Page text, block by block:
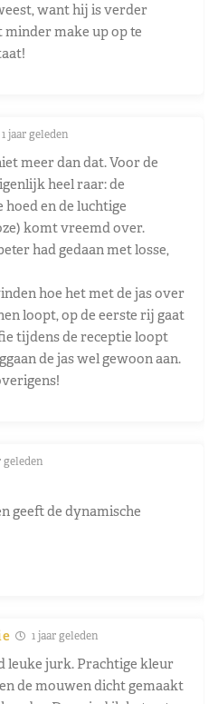
want hij is verder
make up op te
1 jaar geleden
meer dan dat. Voor de
heel raar: de
en de luchtige
komt vreemd over.
had gedaan met losse,
hoe het met de jas over
loopt, op de eerste rij gaat
tijdens de receptie loopt
de jas wel gewoon aan.
geleden
geeft de dynamische
1 jaar geleden
leuke jurk. Prachtige kleur
de mouwen dicht gemaakt